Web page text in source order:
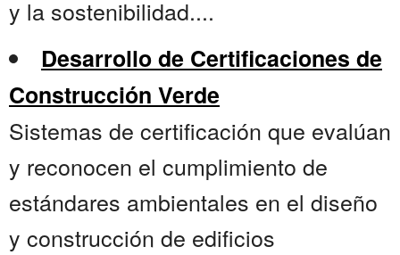
y la sostenibilidad....
Desarrollo de Certificaciones de
Construcción Verde
Sistemas de certificación que evalúan
y reconocen el cumplimiento de
estándares ambientales en el diseño
y construcción de edificios